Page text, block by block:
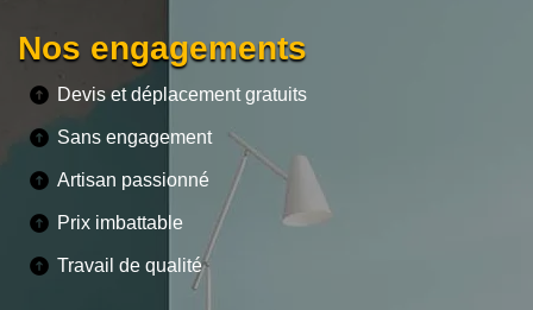
Nos engagements
Devis et déplacement gratuits
Sans engagement
Artisan passionné
Prix imbattable
Travail de qualité